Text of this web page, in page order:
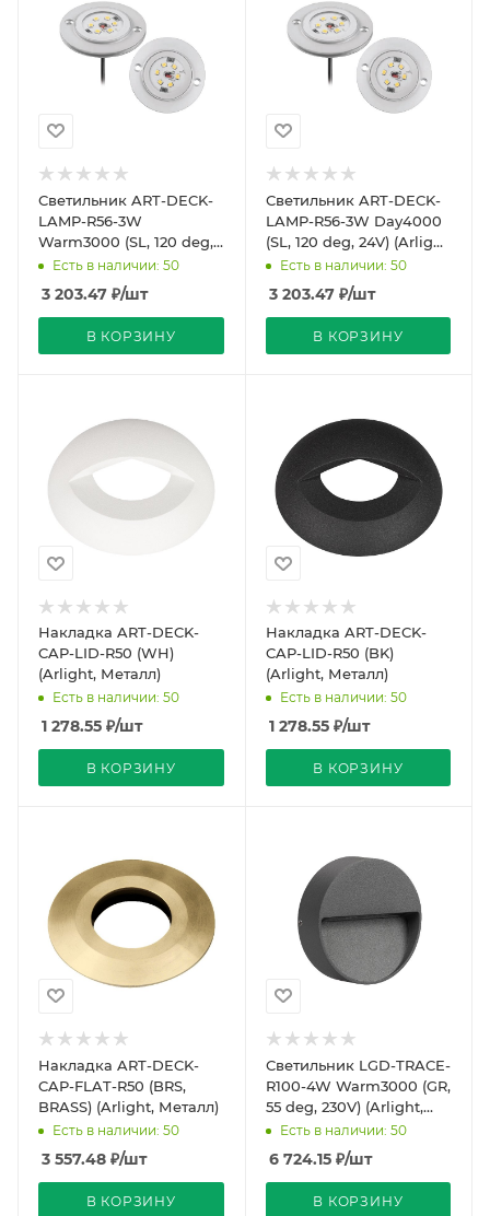
Светильник ART-DECK-
LAMP-R56-3W
Warm3000 (SL, 120 deg,
24V) (Arlight, IP67
Металл, 3 года)
Есть в наличии: 50
3 203.47 ₽/шт
В КОРЗИНУ
Светильник ART-DECK-
LAMP-R56-3W Day4000
(SL, 120 deg, 24V) (Arlight,
IP67 Металл, 3 года)
Есть в наличии: 50
3 203.47₽/шт
В КОРЗИНУ
Накладка ART-DECK-
CAP-LID-R50 (WH)
(Arlight, Металл)
Есть в наличии: 50
1 278.55 ₽/шт
В КОРЗИНУ
Накладка ART-DECK-
CAP-LID-R50 (BK)
(Arlight, Металл)
Есть в наличии: 50
1 278.55₽/шт
В КОРЗИНУ
Накладка ART-DECK-
CAP-FLAT-R50 (BRS,
BRASS) (Arlight, Металл)
Есть в наличии: 50
3 557.48 ₽/шт
В КОРЗИНУ
Светильник LGD-TRACE-
R100-4W Warm3000 (GR,
55 deg, 230V) (Arlight,
IP65 Металл, 3 года)
Есть в наличии: 50
6 724.15₽/шт
В КОРЗИНУ